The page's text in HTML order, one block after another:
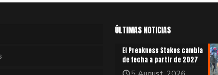
ÚLTIMAS NOTICIAS
El Preakness Stakes cambia
de fecha a partir de 2027